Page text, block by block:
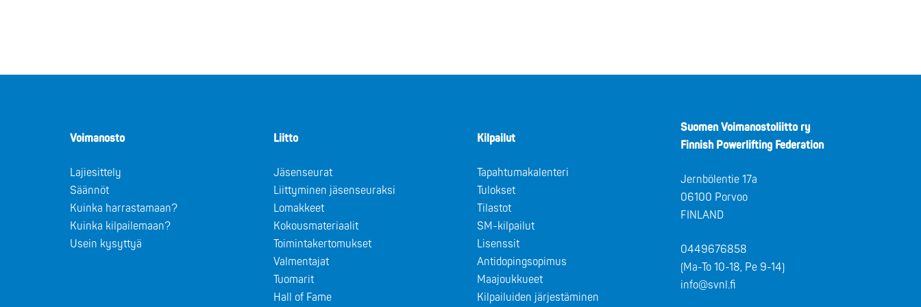
Voimanosto
Lajiesittely
Säännöt
Kuinka harrastamaan?
Kuinka kilpailemaan?
Usein kysyttyä
Liitto
Jäsenseurat
Liittyminen jäsenseuraksi
Lomakkeet
Kokousmateriaalit
Toimintakertomukset
Valmentajat
Tuomarit
Hall of Fame
Kilpailut
Tapahtumakalenteri
Tulokset
Tilastot
SM-kilpailut
Lisenssit
Antidopingsopimus
Maajoukkueet
Kilpailuiden järjestäminen
Suomen Voimanostoliitto ry
Finnish Powerlifting Federation
Jernbölentie 17a
06100 Porvoo
FINLAND
0449676858
(Ma-To 10-18, Pe 9-14)
info@svnl.fi